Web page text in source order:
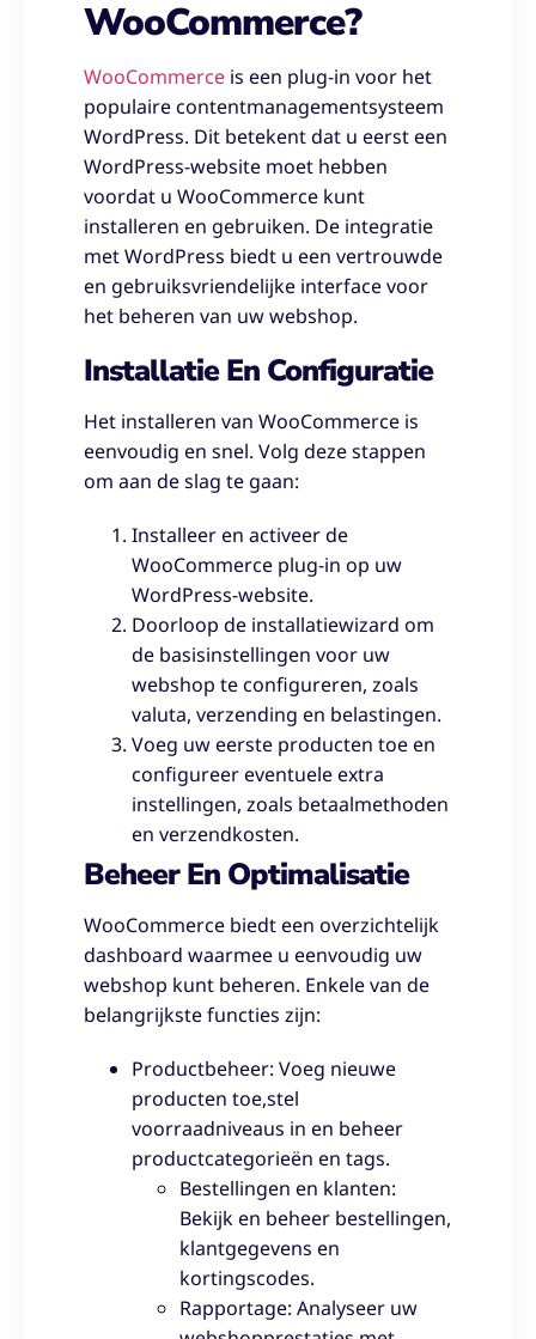
WooCommerce?
WooCommerce is een plug-in voor het
populaire contentmanagementsysteem
WordPress. Dit betekent dat u eerst een
WordPress-website moet hebben
voordat u WooCommerce kunt
installeren en gebruiken. De integratie
met WordPress biedt u een vertrouwde
en gebruiksvriendelijke interface voor
het beheren van uw webshop.
Installatie En Configuratie
Het installeren van WooCommerce is
eenvoudig en snel. Volg deze stappen
om aan de slag te gaan:
Installeer en activeer de
WooCommerce plug-in op uw
WordPress-website.
Doorloop de installatiewizard om
de basisinstellingen voor uw
webshop te configureren, zoals
valuta, verzending en belastingen.
Voeg uw eerste producten toe en
configureer eventuele extra
instellingen, zoals betaalmethoden
en verzendkosten.
Beheer En Optimalisatie
WooCommerce biedt een overzichtelijk
dashboard waarmee u eenvoudig uw
webshop kunt beheren. Enkele van de
belangrijkste functies zijn:
Productbeheer: Voeg nieuwe
producten toe,stel
voorraadniveaus in en beheer
productcategorieën en tags.
Bestellingen en klanten:
Bekijk en beheer bestellingen,
klantgegevens en
kortingscodes.
Rapportage: Analyseer uw